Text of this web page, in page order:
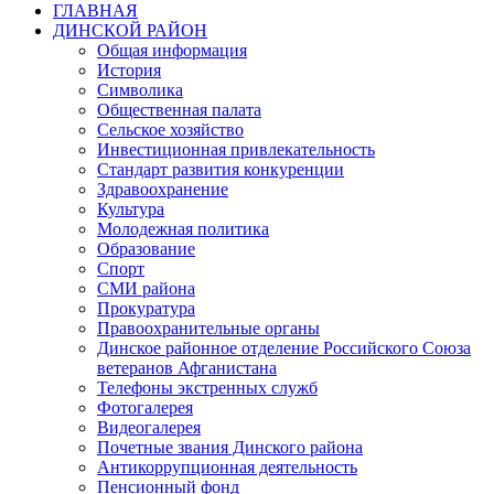
ГЛАВНАЯ
ДИНСКОЙ РАЙОН
Общая информация
История
Символика
Общественная палата
Сельское хозяйство
Инвестиционная привлекательность
Стандарт развития конкуренции
Здравоохранение
Культура
Молодежная политика
Образование
Спорт
СМИ района
Прокуратура
Правоохранительные органы
Динское районное отделение Российского Союза
ветеранов Афганистана
Телефоны экстренных служб
Фотогалерея
Видеогалерея
Почетные звания Динского района
Антикоррупционная деятельность
Пенсионный фонд